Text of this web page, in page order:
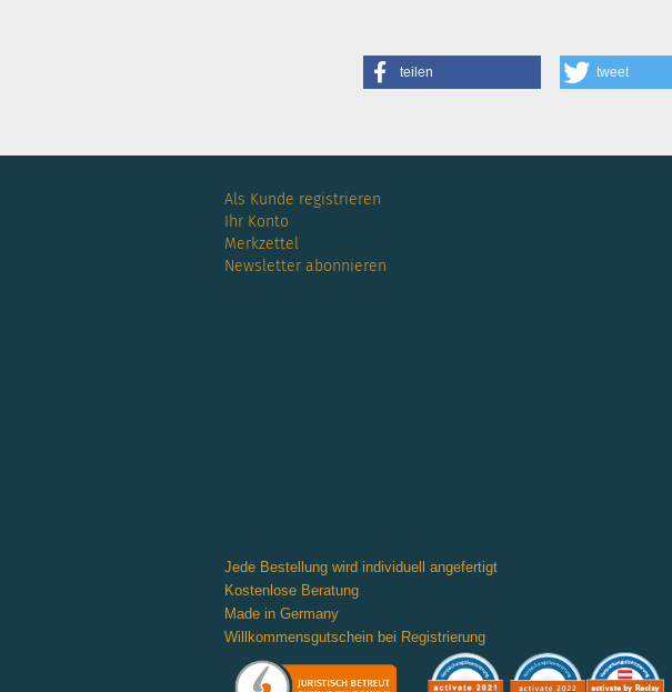
teilen tweet
Als Kunde registrieren
Ihr Konto
Merkzettel
Newsletter abonnieren
Jede Bestellung wird individuell angefertigt
Kostenlose Beratung
Made in Germany
Willkommensgutschein bei Registrierung